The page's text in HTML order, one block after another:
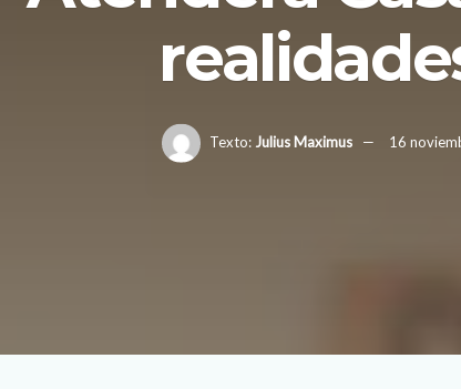
Texto: Julius Maximus 16